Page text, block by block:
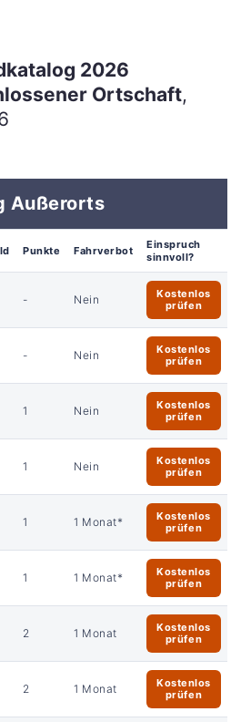
2026
Ortschaft,
Außerorts
Punkte Fahrverbot
Einspruch
sinnvoll?
- Nein
Kostenlos
prüfen
- Nein
Kostenlos
prüfen
1 Nein
Kostenlos
prüfen
1 Nein
Kostenlos
prüfen
1 1 Monat*
Kostenlos
prüfen
1 1 Monat*
Kostenlos
prüfen
2 1 Monat
Kostenlos
prüfen
2 1 Monat
Kostenlos
prüfen